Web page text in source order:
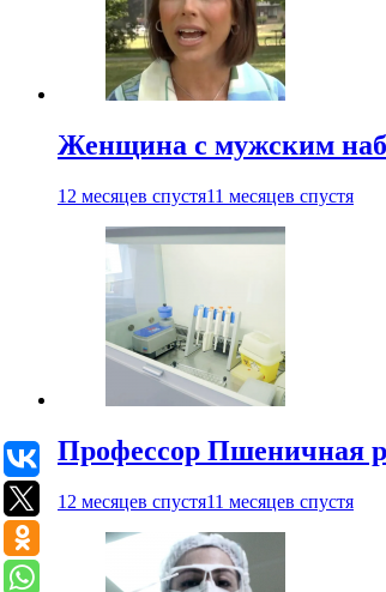
Женщина с мужским
12 месяцев спустя11 месяцев спустя
Профессор Пшеничная
12 месяцев спустя11 месяцев спустя